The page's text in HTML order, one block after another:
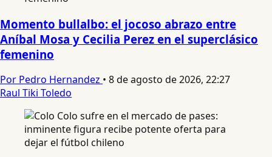
Momento bullalbo: el jocoso abrazo entre
Aníbal Mosa y Cecilia Perez en el superclásico
femenino
Por Pedro Hernandez • 8 de agosto de 2026, 22:27
Raul Tiki Toledo